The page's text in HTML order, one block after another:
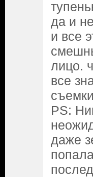
да и
и все
лицо.
все
PS:
даже